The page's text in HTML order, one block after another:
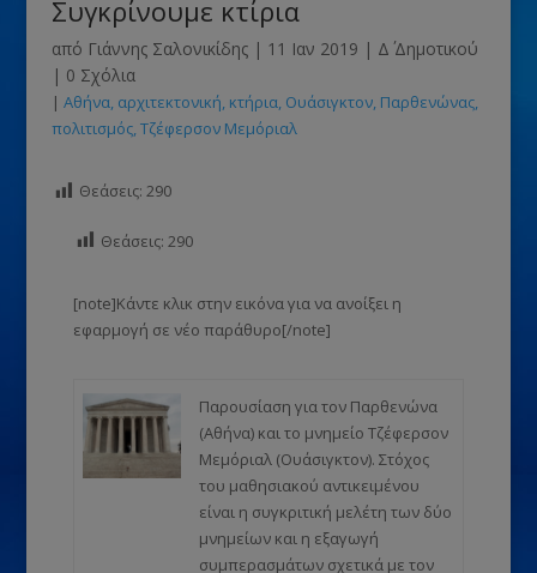
Συγκρίνουμε κτίρια
από Γιάννης Σαλονικίδης| 11 Ιαν 2019 | Δ΄ Δημοτικού
| 0 Σχόλια
| Αθήνα αρχιτεκτονική κτήρια Ουάσιγκτον Παρθενώνας
πολιτισμός Τζέφερσον Μεμόριαλ
Θεάσεις: 290
Θεάσεις: 290
[note]Κάντε κλικ στην εικόνα για να ανοίξει η
εφαρμογή σε νέο παράθυρο[/note]
Παρουσίαση για τον Παρθενώνα
(Αθήνα) και το μνημείο Τζέφερσον
Μεμόριαλ (Ουάσιγκτον). Στόχος
του μαθησιακού αντικειμένου
είναι η συγκριτική μελέτη των δύο
μνημείων και η εξαγωγή
συμπερασμάτων σχετικά με τον